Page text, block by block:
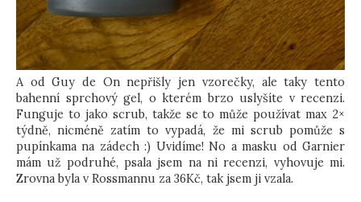
A od Guy de On nepřišly jen vzorečky, ale taky tento
bahenní sprchový gel, o kterém brzo uslyšíte v recenzi.
Funguje to jako scrub, takže se to může používat max 2×
týdně, nicméně zatím to vypadá, že mi scrub pomůže s
pupínkama na zádech :) Uvidíme! No a masku od Garnier
mám už podruhé, psala jsem na ni recenzi, vyhovuje mi.
Zrovna byla v Rossmannu za 36Kč, tak jsem ji vzala.